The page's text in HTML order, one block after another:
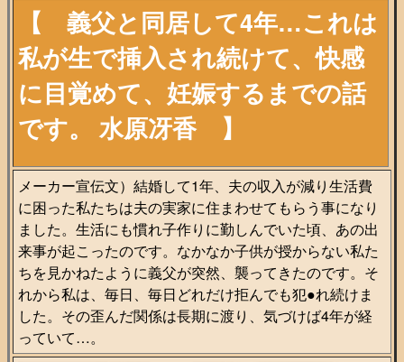
【 義父と同居して4年…これは
私が生で挿入され続けて、快感
に目覚めて、妊娠するまでの話
です。 水原冴香】
メーカー宣伝文）結婚して1年、夫の収入が減り生活費
に困った私たちは夫の実家に住まわせてもらう事になり
ました。生活にも慣れ子作りに勤しんでいた頃、あの出
来事が起こったのです。なかなか子供が授からない私た
ちを見かねたように義父が突然、襲ってきたのです。そ
れから私は、毎日、毎日どれだけ拒んでも犯●れ続けま
した。その歪んだ関係は長期に渡り、気づけば4年が経
っていて…。